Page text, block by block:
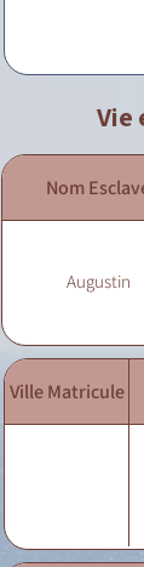
Vie
Nom
Augustin
Ville Matricule